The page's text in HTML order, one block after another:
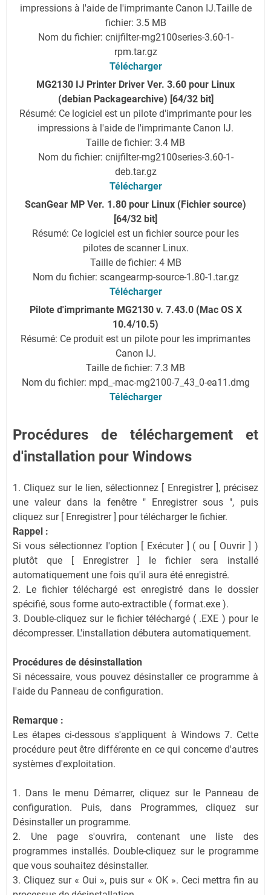
impressions à l'aide de l'imprimante Canon IJ.Taille de
fichier: 3.5 MB
Nom du fichier: cnijfilter-mg2100series-3.60-1-
rpm.tar.gz
Télécharger
MG2130 IJ Printer Driver Ver. 3.60 pour Linux
(debian Packagearchive) [64/32 bit]
Résumé: Ce logiciel est un pilote d'imprimante pour les
impressions à l'aide de l'imprimante Canon IJ.
Taille de fichier: 3.4 MB
Nom du fichier: cnijfilter-mg2100series-3.60-1-
deb.tar.gz
Télécharger
ScanGear MP Ver. 1.80 pour Linux (Fichier source)
[64/32 bit]
Résumé: Ce logiciel est un fichier source pour les
pilotes de scanner Linux.
Taille de fichier: 4 MB
Nom du fichier: scangearmp-source-1.80-1.tar.gz
Télécharger
Pilote d'imprimante MG2130 v. 7.43.0 (Mac OS X
10.4/10.5)
Résumé: Ce produit est un pilote pour les imprimantes
Canon IJ.
Taille de fichier: 7.3 MB
Nom du fichier: mpd_-mac-mg2100-7_43_0-ea11.dmg
Télécharger
Procédures de téléchargement et
d'installation pour Windows
1. Cliquez sur le lien, sélectionnez [ Enregistrer ], précisez
une valeur dans la fenêtre " Enregistrer sous ", puis
cliquez sur [ Enregistrer ] pour télécharger le fichier.
Rappel :
Si vous sélectionnez l'option [ Exécuter ] ( ou [ Ouvrir ] )
plutôt que [ Enregistrer ] le fichier sera installé
automatiquement une fois qu'il aura été enregistré.
2. Le fichier téléchargé est enregistré dans le dossier
spécifié, sous forme auto-extractible ( format.exe ).
3. Double-cliquez sur le fichier téléchargé ( .EXE ) pour le
décompresser. L'installation débutera automatiquement.
Procédures de désinstallation
Si nécessaire, vous pouvez désinstaller ce programme à
l'aide du Panneau de configuration.
Remarque :
Les étapes ci-dessous s'appliquent à Windows 7. Cette
procédure peut être différente en ce qui concerne d'autres
systèmes d'exploitation.
1. Dans le menu Démarrer, cliquez sur le Panneau de
configuration. Puis, dans Programmes, cliquez sur
Désinstaller un programme.
2. Une page s'ouvrira, contenant une liste des
programmes installés. Double-cliquez sur le programme
que vous souhaitez désinstaller.
3. Cliquez sur « Oui », puis sur « OK ». Ceci mettra fin au